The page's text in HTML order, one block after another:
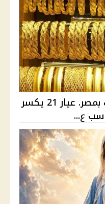
ارتفاع جديد بأسعار الذهب بمصر. عيار 21 يكسر